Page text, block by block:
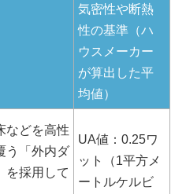
気密性や断熱
性の基準（ハ
ウスメーカー
が算出した平
均値）
などを高性
う「外内ダ
を採用して
UA値：0.25ワ
ット（1平方メ
ートルケルビ